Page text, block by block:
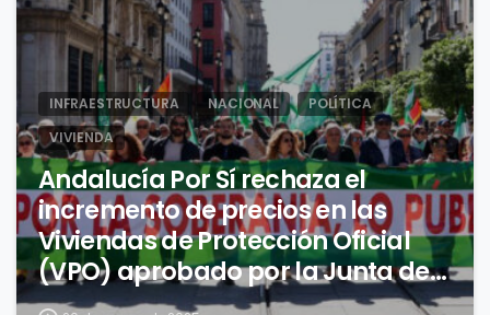
INFRAESTRUCTURA NACIONAL
POLÍTICA
VIVIENDA
Andalucía Por Sí rechaza el
incremento de precios en las
Viviendas de Protección Oficial
(VPO) aprobado por la Junta de
Andalucía